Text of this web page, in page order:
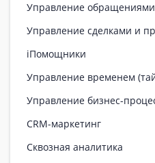
Управление обращениями
Управление сделками и
iПомощники
Управление временем
Управление бизнес-
CRM-маркетинг
Сквозная аналитика